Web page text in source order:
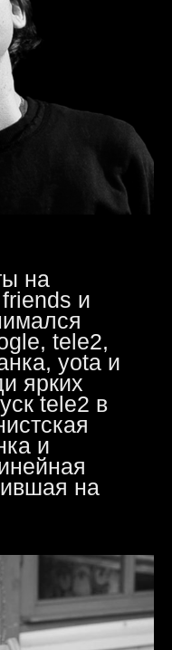
на
friends и
tele2,
yota и
ярких
tele2 в
и
на